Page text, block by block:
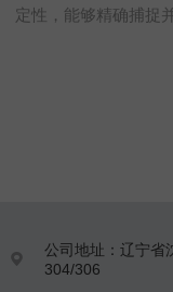
定性，能够精确捕捉
监测、工业过程控制

公司地址：辽宁省
304/306